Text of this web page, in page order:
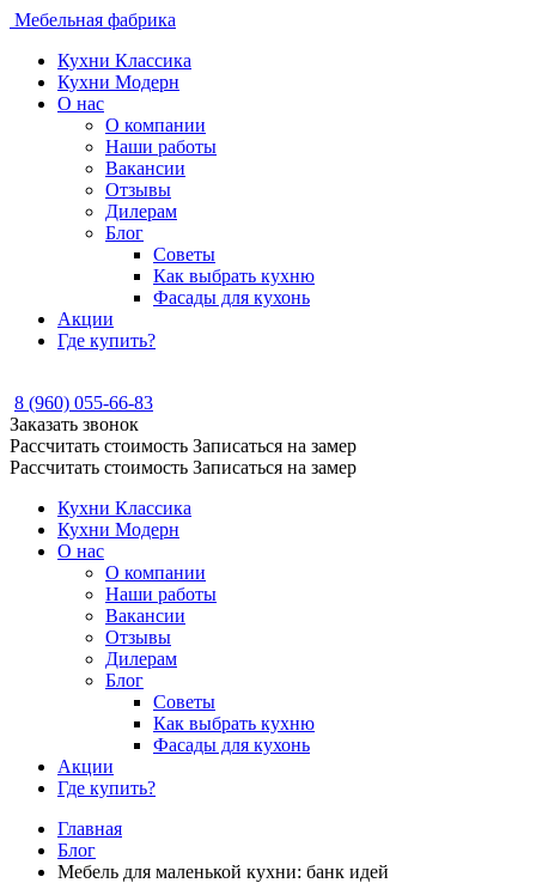
Мебельная фабрика
Кухни Классика
Кухни Модерн
О нас
О компании
Наши работы
Вакансии
Отзывы
Дилерам
Блог
Советы
Как выбрать кухню
Фасады для кухонь
Акции
Где купить?
8 (960) 055-66-83
Заказать звонок
Рассчитать стоимость Записаться на замер
Рассчитать стоимость Записаться на замер
Кухни Классика
Кухни Модерн
О нас
О компании
Наши работы
Вакансии
Отзывы
Дилерам
Блог
Советы
Как выбрать кухню
Фасады для кухонь
Акции
Где купить?
Главная
Блог
Мебель для маленькой кухни: банк идей